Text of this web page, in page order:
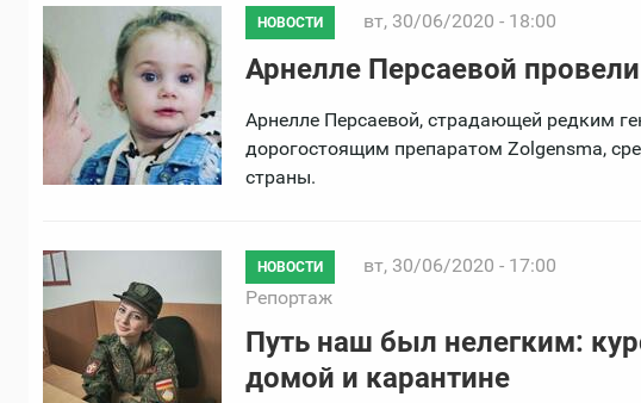
НОВОСТИ вт, 30/06/2020 - 18:00
Арнелле Персаевой
Арнелле Персаевой, страдающей редким
дорогостоящим препаратом Zolgensma,
страны.
НОВОСТИ
вт, 30/06/2020 - 17:00
Репортаж
Путь наш был нелегким:
домой и карантине